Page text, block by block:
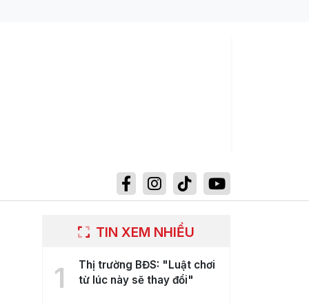
TIN XEM NHIỀU
1
Thị trường BĐS: "Luật chơi
từ lúc này sẽ thay đổi"